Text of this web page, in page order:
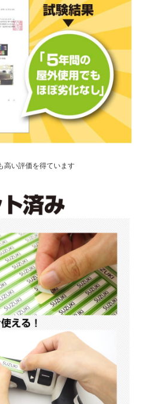
高い評価を得ています